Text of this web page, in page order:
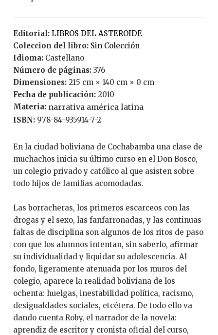
Editorial:
LIBROS DEL ASTEROIDE
Coleccion del libro:
Sin Colección
Idioma:
Castellano
Número de páginas: 376
Dimensiones: 215 cm × 140 cm × 0 cm
Fecha de publicación:
2010
Materia: narrativa américa latina
ISBN: 978-84-935914-7-2
En la ciudad boliviana de Cochabamba una clase de
muchachos inicia su último curso en el Don Bosco,
un colegio privado y católico al que asisten sobre
todo hijos de familias acomodadas.
Las borracheras, los primeros escarceos con las
drogas y el sexo, las fanfarronadas, y las continuas
faltas de disciplina son algunos de los ritos de paso
con que los alumnos intentan, sin saberlo, afirmar
su individualidad y liquidar su adolescencia. Al
fondo, ligeramente atenuada por los muros del
colegio, aparece la realidad boliviana de los
ochenta: huelgas, inestabilidad política, racismo,
desigualdades sociales, etcétera. De todo ello va
dando cuenta Roby, el narrador de la novela:
aprendiz de escritor y cronista oficial del curso,